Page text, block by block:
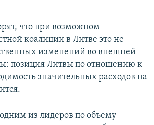
что при возможном
коалиции в Литве это не
изменений во внешней
позиция Литвы по отношению к
значительных расходов на
из лидеров по объему